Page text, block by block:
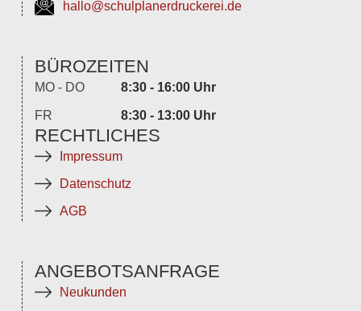
hallo@schulplanerdruckerei.de
BÜROZEITEN
MO - DO 8:30 - 16:00 Uhr
FR 8:30 - 13:00 Uhr
RECHTLICHES
Impressum
Datenschutz
AGB
ANGEBOTSANFRAGE
Neukunden